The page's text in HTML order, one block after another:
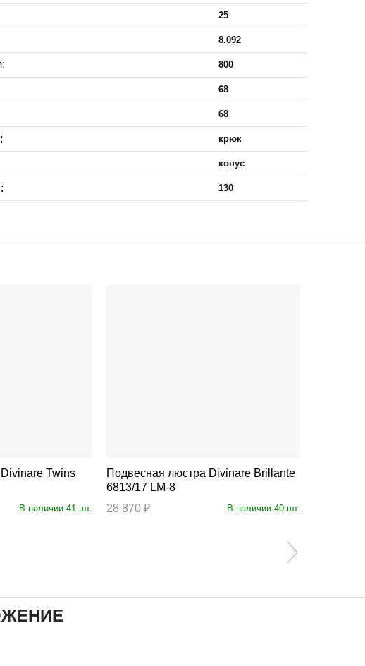
25
8.092
800
68
68
крюк
конус
130
В наличии 41 шт.
Подвесная люстра Divinare Brillante
6813/17 LM-8
28 870 ₽
В наличии 40 шт.